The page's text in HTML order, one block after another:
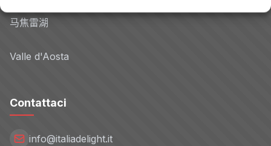
马焦雷湖
Valle d'Aosta
Contattaci
info@italiadelight.it